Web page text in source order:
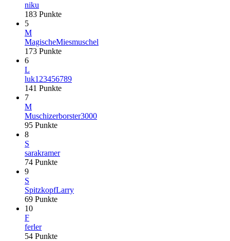
niku
183 Punkte
5
M
MagischeMiesmuschel
173 Punkte
6
L
luk123456789
141 Punkte
7
M
Muschizerborster3000
95 Punkte
8
S
sarakramer
74 Punkte
9
S
SpitzkopfLarry
69 Punkte
10
F
ferler
54 Punkte